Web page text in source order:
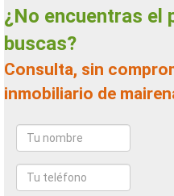
¿No encuentras el piso en venta que
buscas?
Consulta, sin compromiso, a un agente
inmobiliario de